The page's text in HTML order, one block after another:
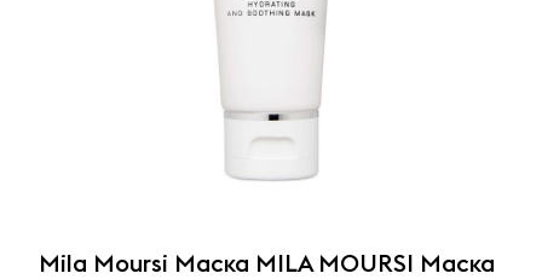
Mila Moursi Маска MILA MOURSI Маска